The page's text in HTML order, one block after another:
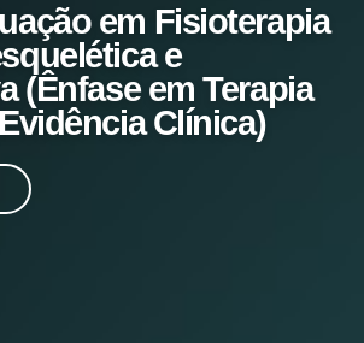
em Fisioterapia
e
(Ênfase em Terapia
Clínica)